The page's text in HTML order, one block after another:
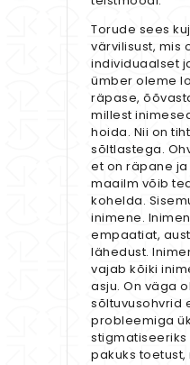
Torude sees
värvilisust, mis
individuaalset
ümber oleme
räpase,
millest
hoida. Nii on
sõltlastega.
et on räpane
maailm võib
kohelda.
inimene.
empaatiat,
lähedust.
vajab kõiki
asju. On väga
sõltuvusohvrid
probleemiga
stigmatiseeriks
pakuks